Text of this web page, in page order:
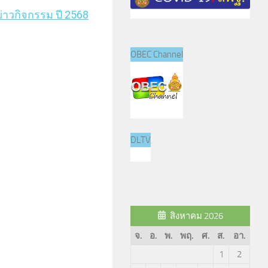
วกิจกรรม ปี 2568
OBEC Channel
DLTV
สิงหาคม 2026
จ.
อ. พ. พฤ. ศ. ส.
อา.
1
2